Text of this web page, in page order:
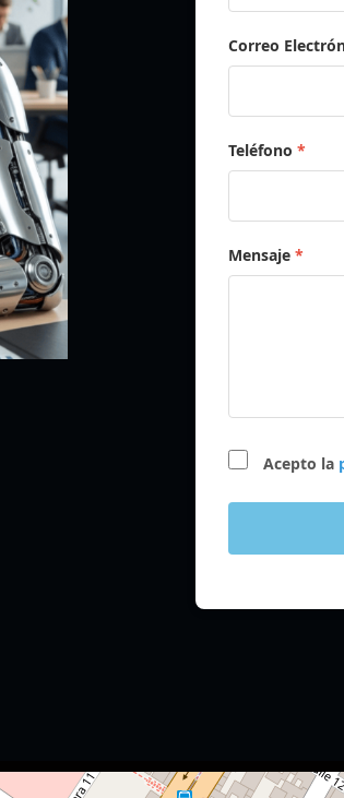
Correo
Teléfono*
Mensaje*
Acepto la